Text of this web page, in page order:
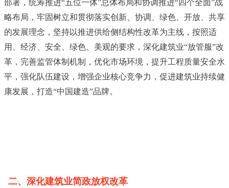
部署，统筹推进“五位一体”总体布局和协调推进“四个全面”战
略布局，牢固树立和贯彻落实创新、协调、绿色、开放、共享
的发展理念，坚持以推进供给侧结构性改革为主线，按照适
用、经济、安全、绿色、美观的要求，深化建筑业“放管服”改
革，完善监管体制机制，优化市场环境，提升工程质量安全水
平，强化队伍建设，增强企业核心竞争力，促进建筑业持续健
康发展，打造“中国建造”品牌。
二、深化建筑业简政放权改革